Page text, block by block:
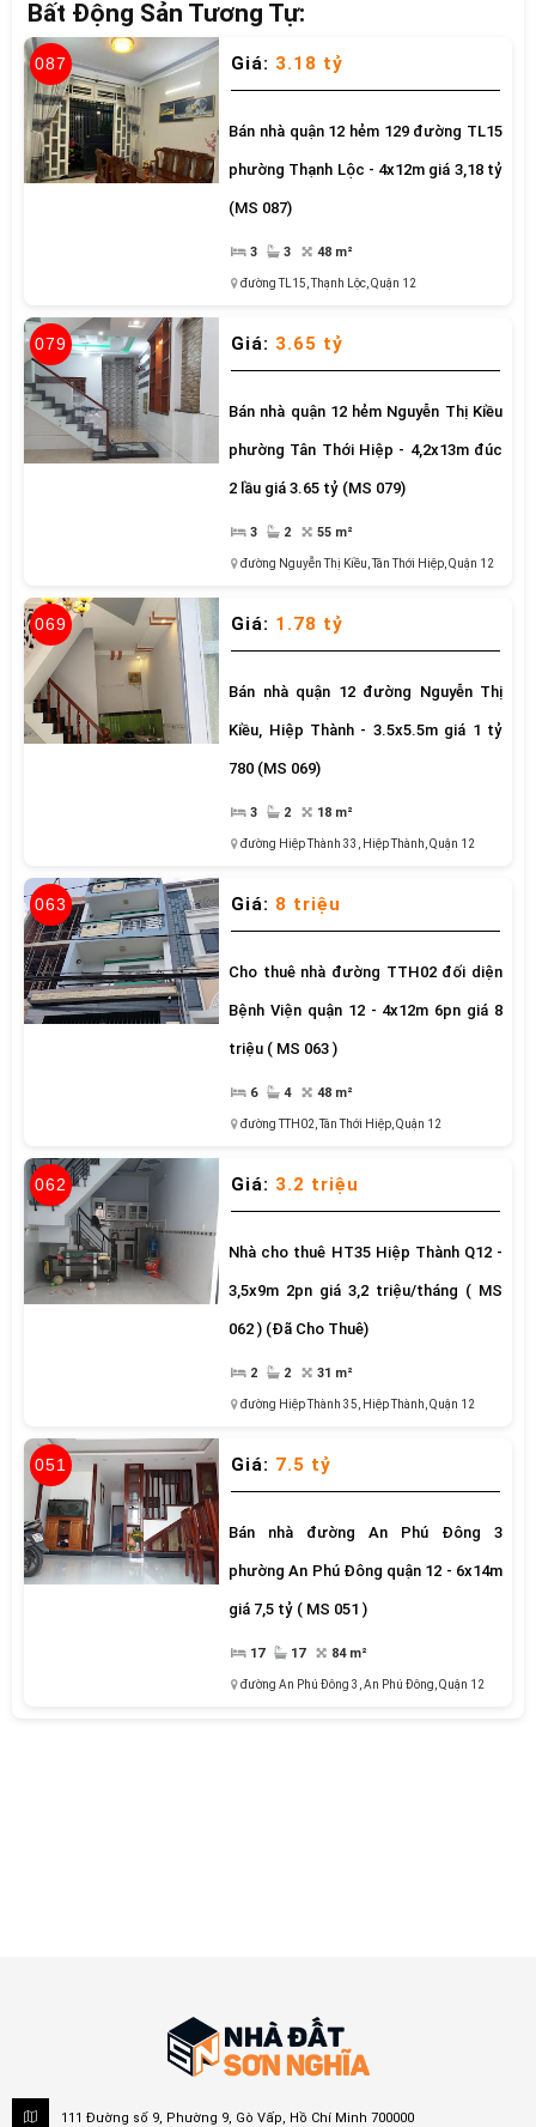
Bất Động Sản Tương Tự:
087 Giá: 3.18 tỷ
Bán nhà quận 12 hẻm 129 đường TL15
phường Thạnh Lộc - 4x12m giá 3,18 tỷ
(MS 087)
3 3 48 m²
đường TL15 Thạnh Lộc, Quận 12
079 Giá: 3.65 tỷ
Bán nhà quận 12 hẻm Nguyễn Thị Kiều
phường Tân Thới Hiệp - 4,2x13m đúc
2 lầu giá 3.65 tỷ (MS 079)
3 2 55 m²
đường Nguyễn Thị Kiều Tân Thới Hiệp, Quận 12
069 Giá: 1.78 tỷ
Bán nhà quận 12 đường Nguyễn Thị
Kiều, Hiệp Thành - 3.5x5.5m giá 1 tỷ
780 (MS 069)
3 2 18 m²
đường Hiệp Thành 33 Hiệp Thành, Quận 12
063 Giá: 8 triệu
Cho thuê nhà đường TTH02 đối diện
Bệnh Viện quận 12 - 4x12m 6pn giá 8
triệu ( MS 063 )
6 4 48 m²
đường TTH02 Tân Thới Hiệp, Quận 12
062 Giá: 3.2 triệu
Nhà cho thuê HT35 Hiệp Thành Q12 -
3,5x9m 2pn giá 3,2 triệu/tháng ( MS
062 ) (Đã Cho Thuê)
2 2 31 m²
đường Hiệp Thành 35 Hiệp Thành, Quận 12
051 Giá: 7.5 tỷ
Bán nhà đường An Phú Đông 3
phường An Phú Đông quận 12 - 6x14m
giá 7,5 tỷ ( MS 051 )
17 17 84 m²
đường An Phú Đông 3 An Phú Đông, Quận 12
111 Đường số 9, Phường 9, Gò Vấp, Hồ Chí Minh 700000